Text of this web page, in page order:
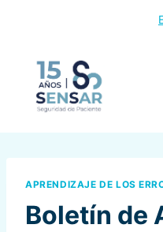
APRENDIZAJE DE LOS
Boletín de